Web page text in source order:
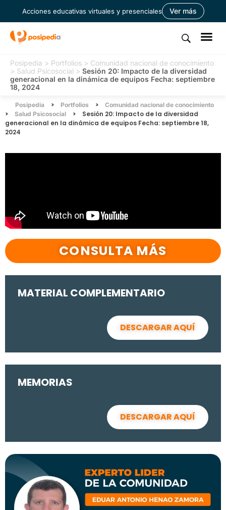
Acciones educativas virtuales y presenciales Ver más
Posipedia > Portfolios > Comunidad nacional de conocimiento
> Salud Psicosocial > Sesión 20: Impacto de la diversidad
generacional en la dinámica de equipos Fecha: septiembre
18, 2024
Posipedia > Portfolios > Comunidad nacional de conocimiento
> Salud Psicosocial >
Sesión 20: Impacto de la diversidad
generacional en la dinámica de equipos Fecha: septiembre 18,
2024
CONSULTA MÁS
MATERIAL COMPLEMENTARIO
DESCARGAR AQUÍ
MEMORIAS
DESCARGAR AQUÍ